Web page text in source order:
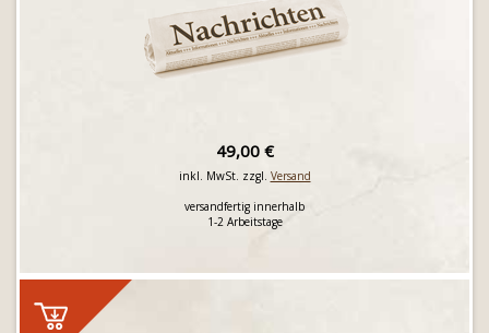
49,00 €
inkl. MwSt. zzgl. Versand
versandfertig innerhalb
1-2 Arbeitstage